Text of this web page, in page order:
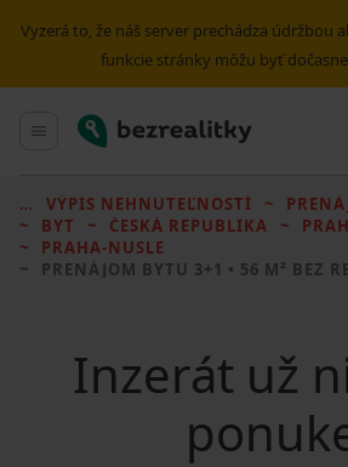
Vyzerá to, že náš server prechádza údržbou
funkcie stránky môžu byť
Hlavné menu
Bezrealitky
VÝPIS NEHNUTEĽNOSTÍ
BYT
ČESKÁ REPUBLIKA
PRAHA-NUSLE
PRENÁJOM BYTU 3+1 • 56 M² BEZ
Inzerát už